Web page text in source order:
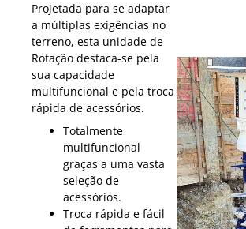
Projetada para se adaptar
a múltiplas exigências no
terreno, esta unidade de
Rotação destaca-se pela
sua capacidade
multifuncional e pela troca
rápida de acessórios.
Totalmente
multifuncional
graças a uma vasta
seleção de
acessórios.
Troca rápida e fácil